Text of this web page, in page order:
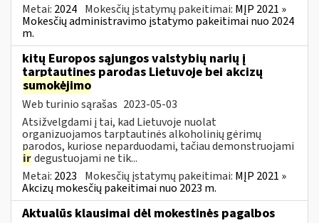
Metai: 2024 Mokesčių įstatymų pakeitimai: MĮP 2021 »
Mokesčių administravimo įstatymo pakeitimai nuo 2024
m.
kitų Europos sąjungos valstybių narių į
tarptautines parodas Lietuvoje bei akcizų
sumokėjimo
Web turinio sąrašas 2023-05-03
Atsižvelgdami į tai, kad Lietuvoje nuolat
organizuojamos tarptautinės alkoholinių gėrimų
parodos, kuriose neparduodami, tačiau demonstruojami
irdegustuojami ne tik...
Metai: 2023 Mokesčių įstatymų pakeitimai: MĮP 2021 »
Akcizų mokesčių pakeitimai nuo 2023 m.
Aktualūs klausimai dėl mokestinės pagalbos